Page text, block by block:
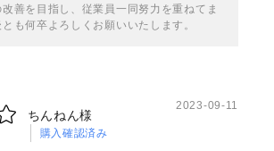
善を目指し、従業員一同努力を重ねてま
も何卒よろしくお願いいたします。
ちんねん様
購入確認済み
2023-09-11